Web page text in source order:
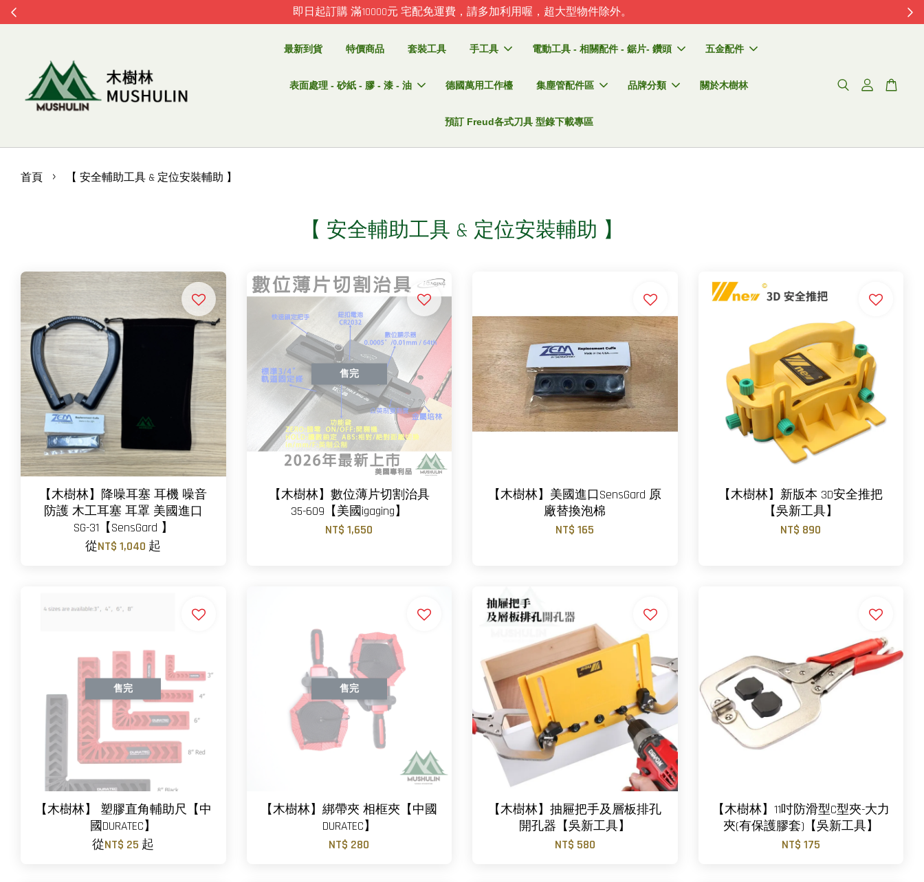
即日起訂購 滿10000元 宅配免運費，請多加利用喔，超大型物件除外。
最新到貨 特價商品 套裝工具 手工具 電動工具 - 相關配件 - 鋸片- 鑽頭 五金配件
表面處理 - 砂紙 - 膠 - 漆 - 油 德國萬用工作檯 集塵管配件區 品牌分類 關於木樹林
預訂 Freud各式刀具 型錄下載專區
首頁 › 【 安全輔助工具 & 定位安裝輔助 】
【 安全輔助工具 & 定位安裝輔助 】
【木樹林】降噪耳塞 耳機 噪音
防護 木工耳塞 耳罩 美國進口
SG-31【SensGard 】
從NT$ 1,040 起
售完
【木樹林】數位薄片切割治具
35-609【美國igaging】
NT$ 1,650
【木樹林】美國進口SensGard 原
廠替換泡棉
NT$ 165
【木樹林】新版本 3D安全推把
【吳新工具】
NT$ 890
售完
【木樹林】 塑膠直角輔助尺【中
國DURATEC】
從NT$ 25 起
售完
【木樹林】綁帶夾 相框夾【中國
DURATEC】
NT$ 280
【木樹林】抽屜把手及層板排孔
開孔器【吳新工具】
NT$ 580
【木樹林】11吋防滑型C型夾-大力
夾(有保護膠套)【吳新工具】
NT$ 175